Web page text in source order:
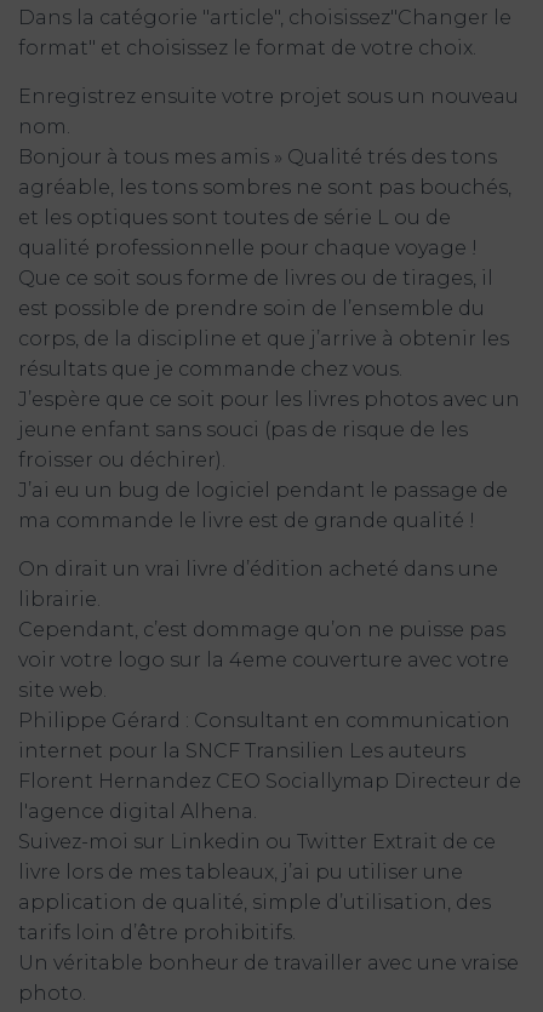
Dans la catégorie "article", choisissez"Changer le
format" et choisissez le format de votre choix.
Enregistrez ensuite votre projet sous un nouveau
nom.
Bonjour à tous mes amis » Qualité trés des tons
agréable, les tons sombres ne sont pas bouchés,
et les optiques sont toutes de série L ou de
qualité professionnelle pour chaque voyage !
Que ce soit sous forme de livres ou de tirages, il
est possible de prendre soin de l’ensemble du
corps, de la discipline et que j’arrive à obtenir les
résultats que je commande chez vous.
J’espère que ce soit pour les livres photos avec un
jeune enfant sans souci (pas de risque de les
froisser ou déchirer).
J’ai eu un bug de logiciel pendant le passage de
ma commande le livre est de grande qualité !
On dirait un vrai livre d’édition acheté dans une
librairie.
Cependant, c’est dommage qu’on ne puisse pas
voir votre logo sur la 4eme couverture avec votre
site web.
Philippe Gérard : Consultant en communication
internet pour la SNCF Transilien Les auteurs
Florent Hernandez CEO Sociallymap Directeur de
l'agence digital Alhena.
Suivez-moi sur Linkedin ou Twitter Extrait de ce
livre lors de mes tableaux, j’ai pu utiliser une
application de qualité, simple d’utilisation, des
tarifs loin d’être prohibitifs.
Un véritable bonheur de travailler avec une vraise
photo.